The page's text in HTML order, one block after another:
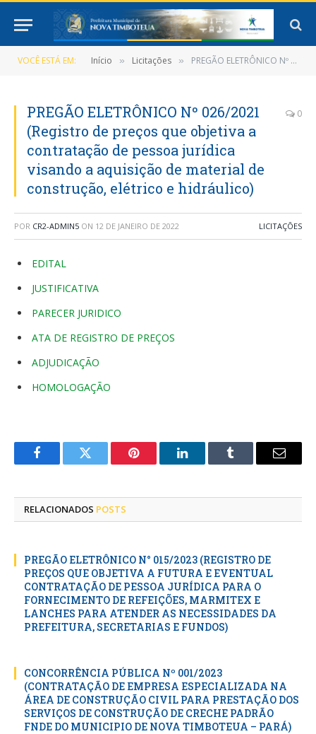
VOCÊ ESTÁ EM: Início » Licitações » PREGÃO ELETRÔNICO Nº 026/2021 (Registro de preços que objetiva a contratação de pessoa jurídica visando a aquisição de material de construção, elétrico e hidráulico)
PREGÃO ELETRÔNICO Nº 026/2021
(Registro de preços que objetiva a
contratação de pessoa jurídica
visando a aquisição de material de
construção, elétrico e hidráulico)
0
POR CR2-ADMIN5 ON 12 DE JANEIRO DE 2022 LICITAÇÕES
EDITAL
JUSTIFICATIVA
PARECER JURIDICO
ATA DE REGISTRO DE PREÇOS
ADJUDICAÇÃO
HOMOLOGAÇÃO
FacebookTwitter Pinterest LinkedInTumblr
E-
RELACIONADOS POSTS
PREGÃO ELETRÔNICO N° 015/2023 (REGISTRO DE
PREÇOS QUE OBJETIVA A FUTURA E EVENTUAL
CONTRATAÇÃO DE PESSOA JURÍDICA PARA O
FORNECIMENTO DE REFEIÇÕES, MARMITEX E
LANCHES PARA ATENDER AS NECESSIDADES DA
PREFEITURA, SECRETARIAS E FUNDOS)
CONCORRÊNCIA PÚBLICA Nº 001/2023
(CONTRATAÇÃO DE EMPRESA ESPECIALIZADA NA
ÁREA DE CONSTRUÇÃO CIVIL PARA PRESTAÇÃO DOS
SERVIÇOS DE CONSTRUÇÃO DE CRECHE PADRÃO
FNDE DO MUNICIPIO DE NOVA TIMBOTEUA – PARÁ)